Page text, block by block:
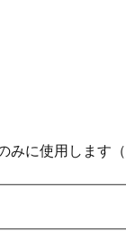
みに使用します（